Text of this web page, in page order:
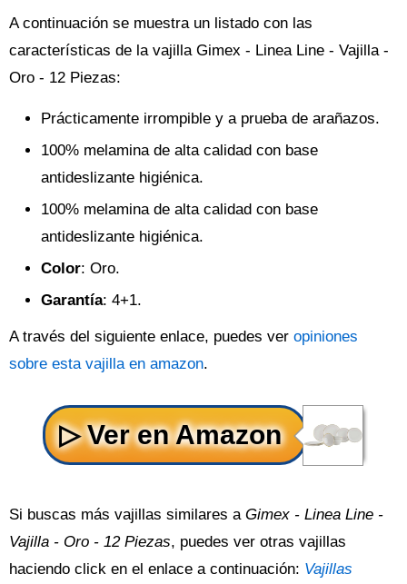
A continuación se muestra un listado con las
características de la vajilla Gimex - Linea Line - Vajilla -
Oro - 12 Piezas:
Prácticamente irrompible y a prueba de arañazos.
100% melamina de alta calidad con base
antideslizante higiénica.
100% melamina de alta calidad con base
antideslizante higiénica.
Color: Oro.
Garantía: 4+1.
A través del siguiente enlace, puedes ver opiniones
sobre esta vajilla en amazon.
Si buscas más vajillas similares a Gimex - Linea Line -
Vajilla - Oro - 12 Piezas, puedes ver otras vajillas
haciendo click en el enlace a continuación: Vajillas